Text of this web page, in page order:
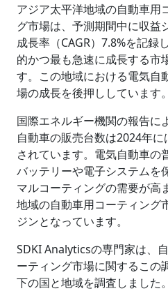
アジア太平洋地域の自動車用
グ市場は、予測期間中に収益
成長率（CAGR）7.8%を記録
的かつ最も急速に成長する市
す。この地域における電気自
場の成長を後押ししています。
国際エネルギー機関の報告に
自動車の販売台数は2024年
されています。電気自動車の
バッテリーや電子システムを
マルコーティングの需要が高
地域の自動車用コーティング
ジンとなっています。
SDKI Analyticsの専門家は、
ーティング市場に関するこの
下の国と地域を調査しました。